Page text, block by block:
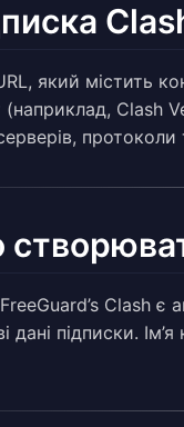
який містить
Clash
протоколи
Clash
дані підписки.